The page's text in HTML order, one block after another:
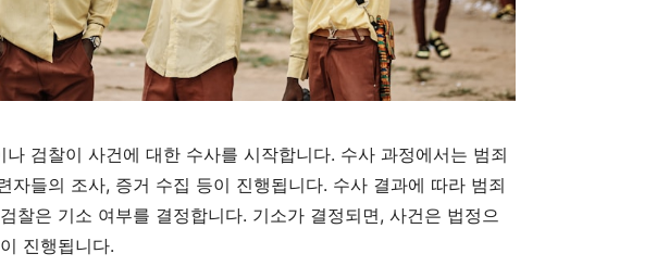
나 검찰이 사건에 대한 수사를 시작합니다. 수사 과정에서는 범죄
자들의 조사, 증거 수집 등이 진행됩니다. 수사 결과에 따라 범죄
찰은 기소 여부를 결정합니다. 기소가 결정되면, 사건은 법정으
진행됩니다.